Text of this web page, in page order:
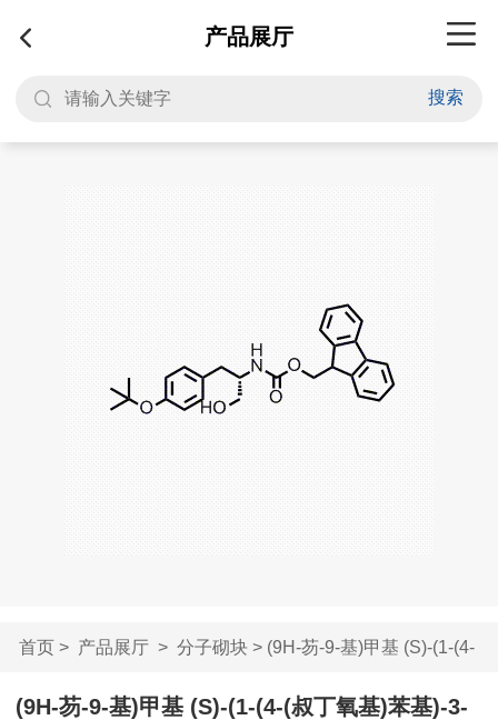
产品展厅
搜索
首页> 产品展厅> 分子砌块> (9H-芴-9-基)甲基 (S)-(1-(4-
(...
(9H-芴-9-基)甲基 (S)-(1-(4-(叔丁氧基)苯基)-3-